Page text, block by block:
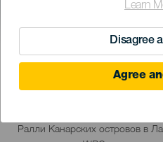
Learn
Disagree
Agree
ПРОШЕДШЕЕ
24 to 27 April
Descripción
Ралли Канарских островов в